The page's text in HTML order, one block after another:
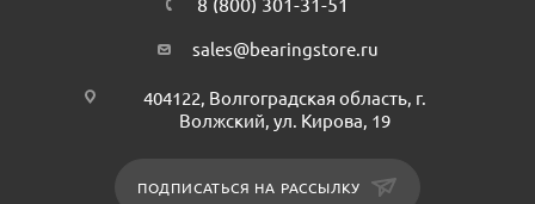
sales@bearingstore.ru
404122, Волгоградская область, г.
Волжский, ул. Кирова, 19
ПОДПИСАТЬСЯ НА РАССЫЛКУ